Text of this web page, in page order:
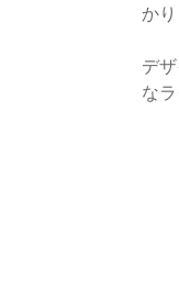
かり
デ
な